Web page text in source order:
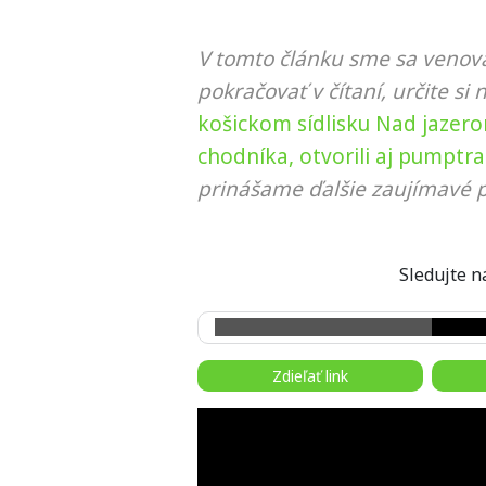
V tomto článku sme sa
pokračovať v čítaní, určite si
košickom sídlisku Nad
chodníka, otvorili aj
prinášame ďalšie zaujímavé
Sledujte
Zdieľať link